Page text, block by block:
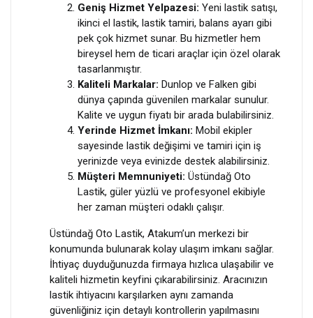
Geniş Hizmet Yelpazesi: Yeni lastik satışı,
ikinci el lastik, lastik tamiri, balans ayarı gibi
pek çok hizmet sunar. Bu hizmetler hem
bireysel hem de ticari araçlar için özel olarak
tasarlanmıştır.
Kaliteli Markalar: Dunlop ve Falken gibi
dünya çapında güvenilen markalar sunulur.
Kalite ve uygun fiyatı bir arada bulabilirsiniz.
Yerinde Hizmet İmkanı: Mobil ekipler
sayesinde lastik değişimi ve tamiri için iş
yerinizde veya evinizde destek alabilirsiniz.
Müşteri Memnuniyeti: Üstündağ Oto
Lastik, güler yüzlü ve profesyonel ekibiyle
her zaman müşteri odaklı çalışır.
Üstündağ Oto Lastik, Atakum’un merkezi bir
konumunda bulunarak kolay ulaşım imkanı sağlar.
İhtiyaç duyduğunuzda firmaya hızlıca ulaşabilir ve
kaliteli hizmetin keyfini çıkarabilirsiniz. Aracınızın
lastik ihtiyacını karşılarken aynı zamanda
güvenliğiniz için detaylı kontrollerin yapılmasını